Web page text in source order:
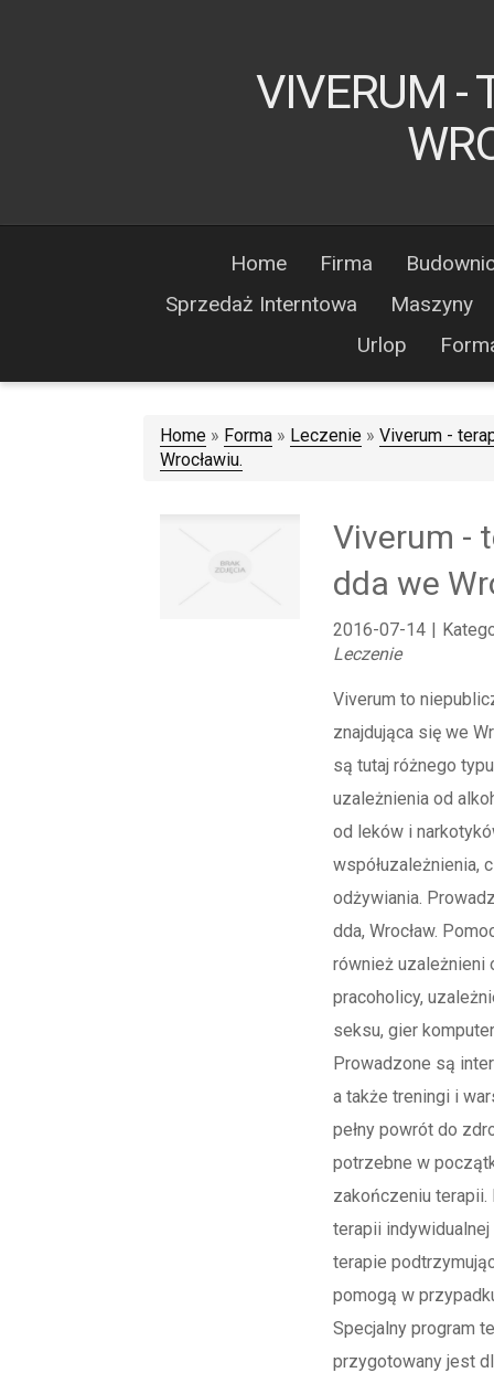
VIVERUM -
Home Firma
Sprzedaż Interntowa
Maszyny
Urlop
Home » Forma » Leczenie » Viverum -
Wrocławiu.
Viverum -
dda we
2016-07-14 |
Leczenie
Viverum to
znajdująca się we
są tutaj różnego
uzależnienia od
od leków i
współuzależnienia,
odżywiania.
dda, Wrocław.
również uzależnieni
pracoholicy,
seksu, gier
Prowadzone są
a także treningi i
pełny powrót do
potrzebne w
zakończeniu terapii.
terapii
terapie
pomogą w
Specjalny program
przygotowany jest